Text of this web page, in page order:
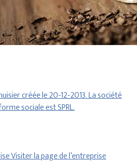
créée le 20-12-2013. La société
sociale est SPRL.
Visiter la page de l’entreprise